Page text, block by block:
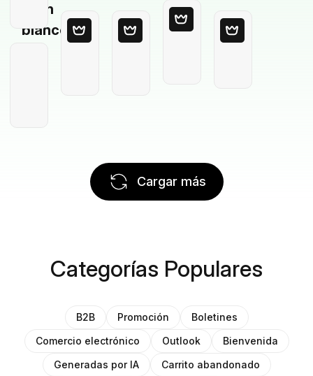
en
blanco
Cargar más
Categorías Populares
B2B Promoción
Boletines
Comercio electrónico
Outlook
Bienvenida
Generadas por IA
Carrito abandonado